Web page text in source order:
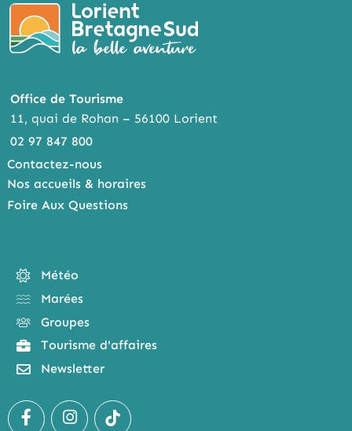
Office de Tourisme
11, quai de Rohan – 56100 Lorient
02 97 847 800
Contactez-nous
Nos accueils & horaires
Foire Aux Questions
Météo
Marées
Groupes
Tourisme d'affaires
Newsletter